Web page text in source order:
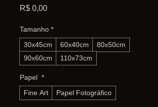
R$ 0,00Preço
Tamanho *
30x45cm
60x40cm
80x50cm
90x60cm
110x73cm
Papel *
Fine Art
Papel Fotográfico